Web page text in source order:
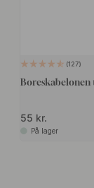
127
55 kr.
På lager